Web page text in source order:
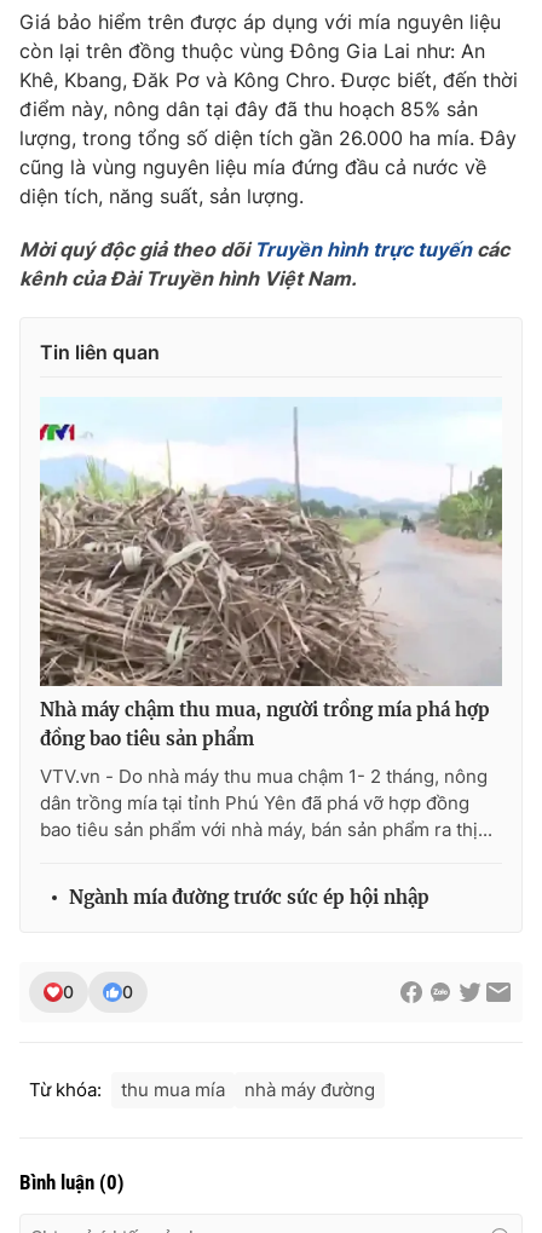
Hậu trường
Nhân vật
Khán giả
Giải sao mai
Điện ảnh
Âm nhạc
Sao
Đời sống
Du lịch
Làm đẹp
Chất lượng cuộc sống
Giáo dục
Tuyển sinh
Công nghệ
Hitech Công nghệ tương lai
Sản phẩm
Thị trường
Tư vấn
Giao lưu trực tuyến
Chuyên mục khác
Emagazine
Photo Infographic
Video Shorts video
VTV Money VTV Thể thao
VTV Sức khoẻ
Thị trường 24h Tấm lòng Việt
VTV4 Vươn mình bằng AI
Giá bảo hiểm trên được áp dụng với mía nguyên liệu
còn lại trên đồng thuộc vùng Đông Gia Lai như: An
Khê, Kbang, Đăk Pơ và Kông Chro. Được biết, đến thời
điểm này, nông dân tại đây đã thu hoạch 85% sản
lượng, trong tổng số diện tích gần 26.000 ha mía. Đây
cũng là vùng nguyên liệu mía đứng đầu cả nước về
diện tích, năng suất, sản lượng.
Mời quý độc giả theo dõi Truyền hình trực tuyếncác
kênh của Đài Truyền hình Việt Nam.
Tin liên quan
Nhà máy chậm thu mua, người trồng mía phá hợp
đồng bao tiêu sản phẩm
VTV.vn - Do nhà máy thu mua chậm 1- 2 tháng, nông
dân trồng mía tại tỉnh Phú Yên đã phá vỡ hợp đồng
bao tiêu sản phẩm với nhà máy, bán sản phẩm ra thị...
Ngành mía đường trước sức ép hội nhập
0 0
Từ khóa: thu mua mía nhà máy đường
Bình luận (0)